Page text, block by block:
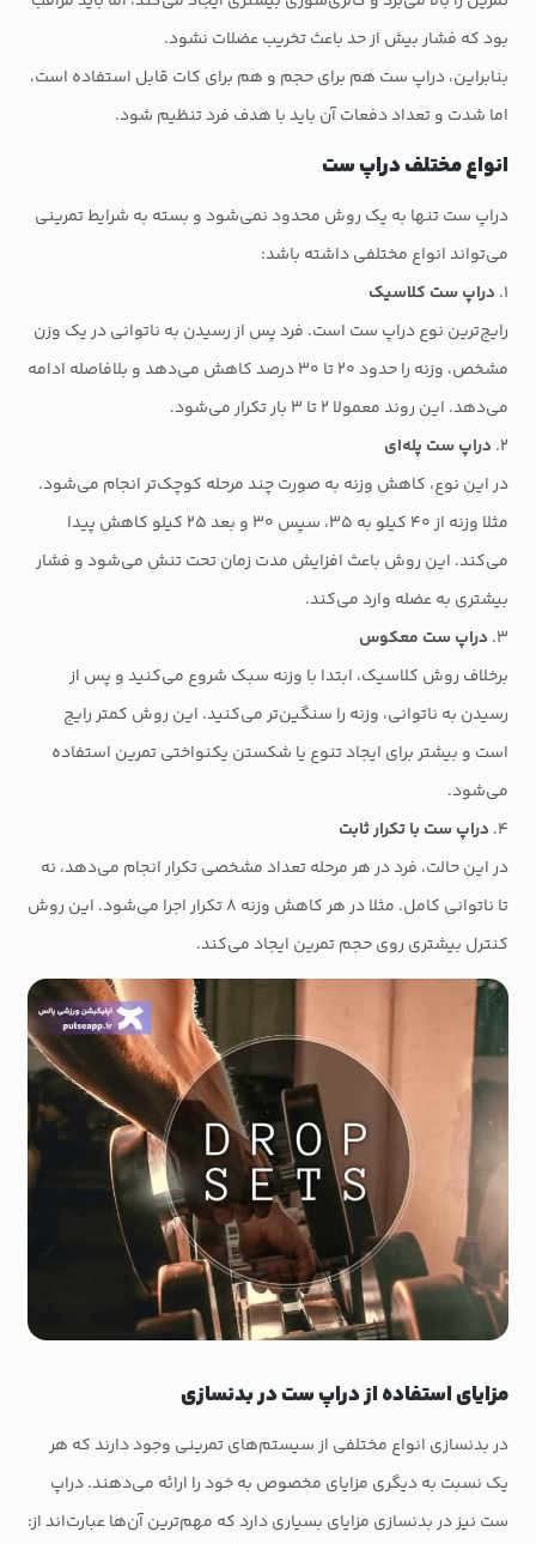
بود که فشار بیش از حد باعث تخریب عضلات نشود.
بنابراین، دراپ ست هم برای حجم و هم برای کات قابل استفاده است،
اما شدت و تعداد دفعات آن باید با هدف فرد تنظیم شود.
انواع مختلف دراپ ست
دراپ ست تنها به یک روش محدود نمی‌شود و بسته به شرایط تمرینی
می‌تواند انواع مختلفی داشته باشد:
۱. دراپ ست کلاسیک
رایج‌ترین نوع دراپ ست است. فرد پس از رسیدن به ناتوانی در یک وزن
مشخص، وزنه را حدود ۲۰ تا ۳۰ درصد کاهش می‌دهد و بلافاصله ادامه
می‌دهد. این روند معمولا ۲ تا ۳ بار تکرار می‌شود.
۲. دراپ ست پله‌ای
در این نوع، کاهش وزنه به صورت چند مرحله کوچک‌تر انجام می‌شود.
مثلا وزنه از ۴۰ کیلو به ۳۵، سپس ۳۰ و بعد ۲۵ کیلو کاهش پیدا
می‌کند. این روش باعث افزایش مدت زمان تحت تنش می‌شود و فشار
بیشتری به عضله وارد می‌کند.
۳. دراپ ست معکوس
برخلاف روش کلاسیک، ابتدا با وزنه سبک شروع می‌کنید و پس از
رسیدن به ناتوانی، وزنه را سنگین‌تر می‌کنید. این روش کمتر رایج
است و بیشتر برای ایجاد تنوع یا شکستن یکنواختی تمرین استفاده
می‌شود.
۴. دراپ ست با تکرار ثابت
در این حالت، فرد در هر مرحله تعداد مشخصی تکرار انجام می‌دهد، نه
تا ناتوانی کامل. مثلا در هر کاهش وزنه ۸ تکرار اجرا می‌شود. این روش
کنترل بیشتری روی حجم تمرین ایجاد می‌کند.
مزایای استفاده از دراپ ست در بدنسازی
در بدنسازی انواع مختلفی از سیستم‌های تمرینی وجود دارند که هر
یک نسبت به دیگری مزایای مخصوص به خود را ارائه می‌دهند. دراپ
ست نیز در بدنسازی مزایای بسیاری دارد که مهم‌ترین آن‌ها عبارت‌اند از: